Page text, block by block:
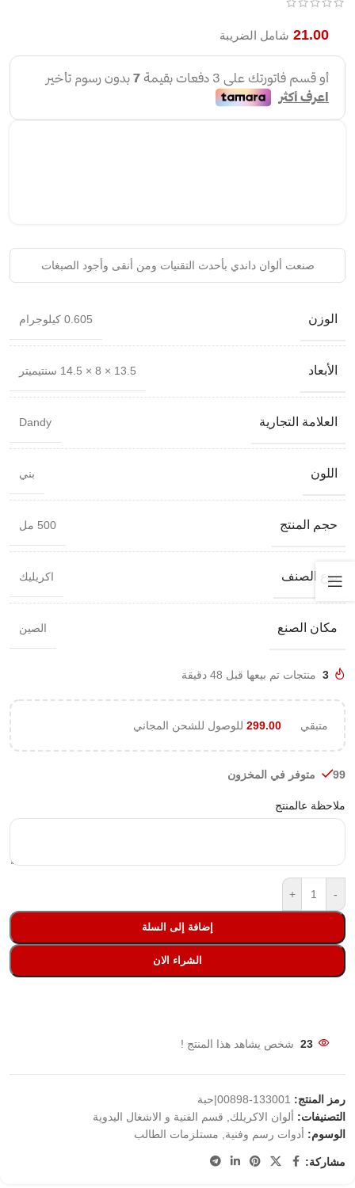
21.00 شامل الضريبة
صنعت ألوان داندي بأحدث التقنيات ومن أنقى وأجود الصبغات
الوزن 0.605 كيلوجرام
الأبعاد 13.5 × 8 × 14.5 سنتيميتر
العلامة التجارية Dandy
اللون بني
حجم المنتج 500 مل
نوع الصنف اكريليك
مكان الصنع الصين
3 منتجات تم بيعها قبل 48 دقيقة
متبقي 299.00 للوصول للشحن المجاني
99 متوفر في المخزون
ملاحظة عالمنتج
-
+
إضافة إلى السلة
الشراء الان
23 شخص يشاهد هذا المنتج !
رمز المنتج: 133001-00898|حبة
التصنيفات: ألوان الاكريلك, قسم الفنية و الاشغال اليدوية
الوسوم: أدوات رسم وفنية, مستلزمات الطالب
مشاركة: